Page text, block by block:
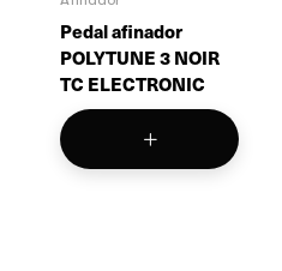
Pedal afinador
POLYTUNE 3 NOIR
TC ELECTRONIC